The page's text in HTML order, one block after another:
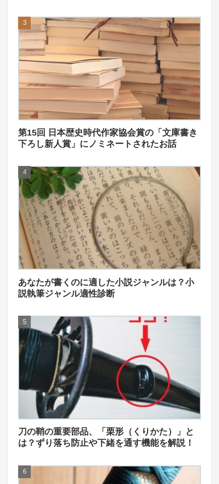
第15回 日本歴史時代作家協会賞の「文庫書き
下ろし新人賞」にノミネートされたお話
あなたが書くのに適した小説ジャンルは？小
説執筆ジャンル適性診断
刀の鞘の重要部品、「栗形（くりかた）」と
は？ずり落ち防止や下緒を通す機能を解説！